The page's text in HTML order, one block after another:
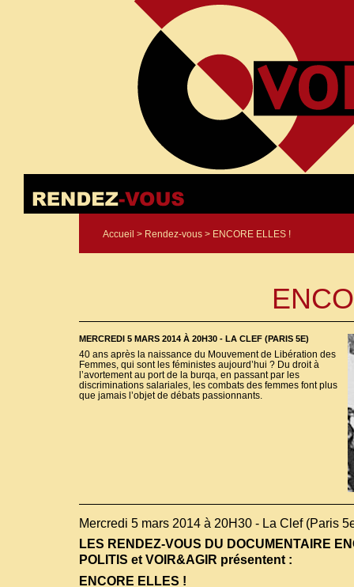
Accueil > Rendez-vous > ENCORE ELLES !
MERCREDI 5 MARS 2014 À 20H30 - LA CLEF (PARIS 5E)
40 ans après la naissance du Mouvement de Libération des
Femmes, qui sont les féministes aujourd’hui ? Du droit à
l’avortement au port de la burqa, en passant par les
discriminations salariales, les combats des femmes font plus
que jamais l’objet de débats passionnants.
Mercredi 5 mars 2014 à 20H30 - La Clef (Paris
LES RENDEZ-VOUS DU DOCUMENTAIRE
POLITIS et VOIR&AGIR présentent :
ENCORE ELLES !